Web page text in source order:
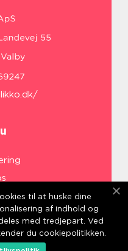
os
til at huske dine
af indhold og
med tredjepart. Ved
du cookiepolitikken.